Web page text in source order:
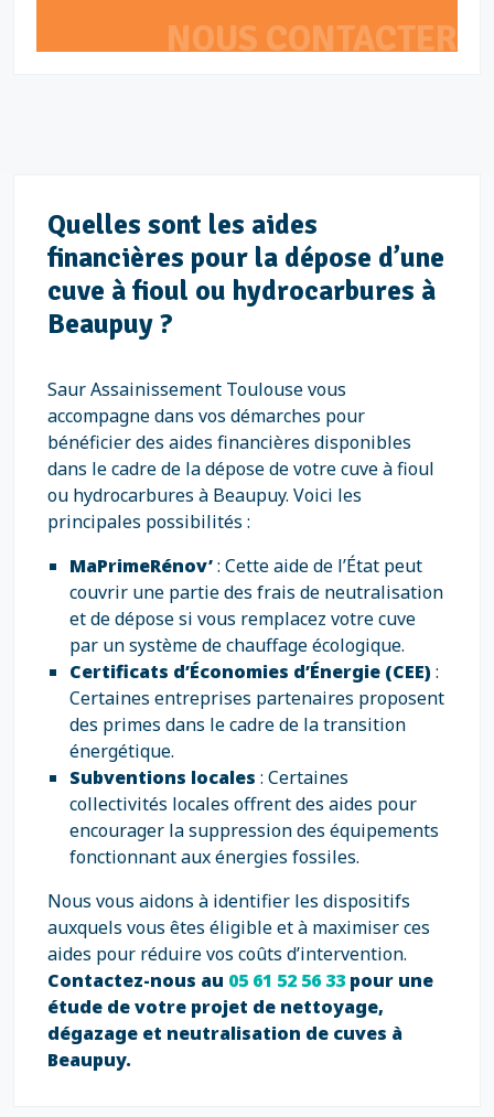
NOUS CONTACTER
Quelles sont les aides
financières pour la dépose d’une
cuve à fioul ou hydrocarbures à
Beaupuy ?
Saur Assainissement Toulouse vous
accompagne dans vos démarches pour
bénéficier des aides financières disponibles
dans le cadre de la dépose de votre cuve à fioul
ou hydrocarbures à Beaupuy. Voici les
principales possibilités :
MaPrimeRénov’: Cette aide de l’État peut
couvrir une partie des frais de neutralisation
et de dépose si vous remplacez votre cuve
par un système de chauffage écologique.
Certificats d’Économies d’Énergie (CEE) :
Certaines entreprises partenaires proposent
des primes dans le cadre de la transition
énergétique.
Subventions locales : Certaines
collectivités locales offrent des aides pour
encourager la suppression des équipements
fonctionnant aux énergies fossiles.
Nous vous aidons à identifier les dispositifs
auxquels vous êtes éligible et à maximiser ces
aides pour réduire vos coûts d’intervention.
Contactez-nous au 05 61 52 56 33 pour une
étude de votre projet de nettoyage,
dégazage et neutralisation de cuves à
Beaupuy.